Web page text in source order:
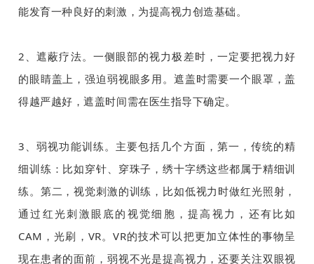
能发育一种良好的刺激，为提高视力创造基础。
2、遮蔽疗法。一侧眼部的视力极差时，一定要把视力好
的眼睛盖上，强迫弱视眼多用。遮盖时需要一个眼罩，盖
得越严越好，遮盖时间需在医生指导下确定。
3、弱视功能训练。主要包括几个方面，第一，传统的精
细训练：比如穿针、穿珠子，绣十字绣这些都属于精细训
练。第二，视觉刺激的训练，比如低视力时做红光照射，
通过红光刺激眼底的视觉细胞，提高视力，还有比如
CAM，光刷，VR。VR的技术可以把更加立体性的事物呈
现在患者的面前，弱视不光是提高视力，还要关注双眼视